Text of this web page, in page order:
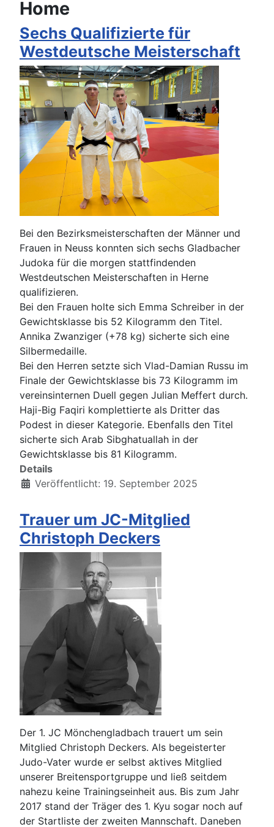
Home
Sechs Qualifizierte für
Westdeutsche Meisterschaft
Bei den Bezirksmeisterschaften der Männer und
Frauen in Neuss konnten sich sechs Gladbacher
Judoka für die morgen stattfindenden
Westdeutschen Meisterschaften in Herne
qualifizieren.
Bei den Frauen holte sich Emma Schreiber in der
Gewichtsklasse bis 52 Kilogramm den Titel.
Annika Zwanziger (+78 kg) sicherte sich eine
Silbermedaille.
Bei den Herren setzte sich Vlad-Damian Russu im
Finale der Gewichtsklasse bis 73 Kilogramm im
vereinsinternen Duell gegen Julian Meffert durch.
Haji-Big Faqiri komplettierte als Dritter das
Podest in dieser Kategorie. Ebenfalls den Titel
sicherte sich Arab Sibghatuallah in der
Gewichtsklasse bis 81 Kilogramm.
Details
Veröffentlicht: 19. September 2025
Trauer um JC-Mitglied
Christoph Deckers
Der 1. JC Mönchengladbach trauert um sein
Mitglied Christoph Deckers. Als begeisterter
Judo-Vater wurde er selbst aktives Mitglied
unserer Breitensportgruppe und ließ seitdem
nahezu keine Trainingseinheit aus. Bis zum Jahr
2017 stand der Träger des 1. Kyu sogar noch auf
der Startliste der zweiten Mannschaft. Daneben